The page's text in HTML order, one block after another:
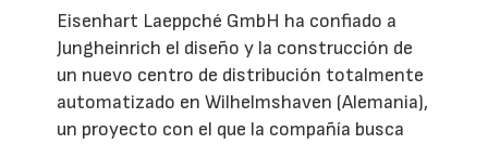
Eisenhart Laeppché GmbH ha confiado a
Jungheinrich el diseño y la construcción de
un nuevo centro de distribución totalmente
automatizado en Wilhelmshaven (Alemania),
un proyecto con el que la compañía busca